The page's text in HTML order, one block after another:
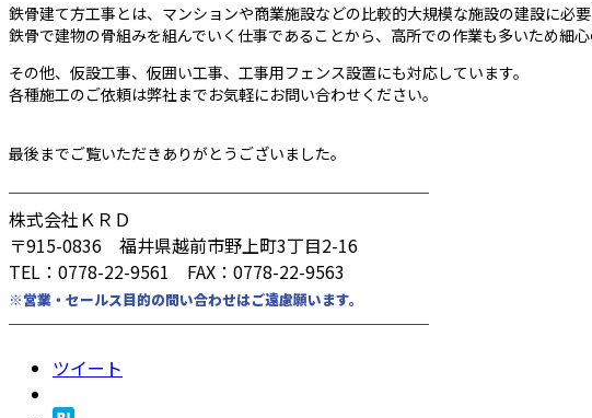
鉄骨建て方工事とは、マンションや商業施設などの比較的大規模な施設の建設に必要
鉄骨で建物の骨組みを組んでいく仕事であることから、高所での作業も多いため細
その他、仮設工事、仮囲い工事、工事用フェンス設置にも対応しています。
各種施工のご依頼は弊社までお気軽にお問い合わせください。
最後までご覧いただきありがとうございました。
────────────────────────
株式会社ＫＲＤ
〒915-0836 福井県越前市野上町3丁目2-16
TEL：0778-22-9561 FAX：0778-22-9563
※営業・セールス目的の問い合わせはご遠慮願います。
────────────────────────
ツイート